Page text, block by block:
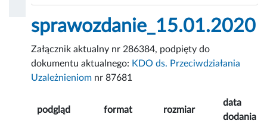
sprawozdanie_15.01.2020
Załącznik aktualny nr 286384, podpięty do
dokumentu aktualnego: KDO ds. Przeciwdziałania
Uzależnieniom nr 87681
podgląd format rozmiar
data
dodania